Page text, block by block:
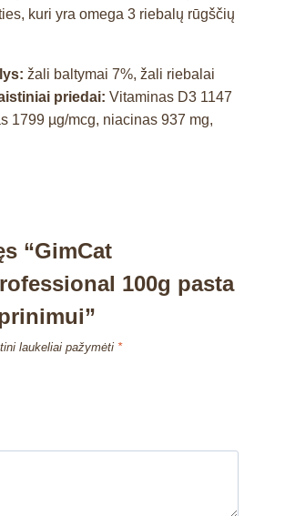
kuri yra omega 3 riebalų rūgščių
žali baltymai 7%, žali riebalai
priedai: Vitaminas D3 1147
1799 µg/mcg, niacinas 937 mg,
“GimCat
100g pasta
laukeliai pažymėti *